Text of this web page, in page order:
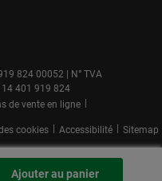
Ajouter au panier
824 00052 | N° TVA
401 919 824
de vente en ligne |
cookies | Accessibilité | Sitemap